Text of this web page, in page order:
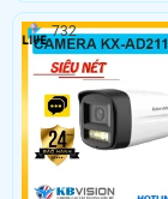
732